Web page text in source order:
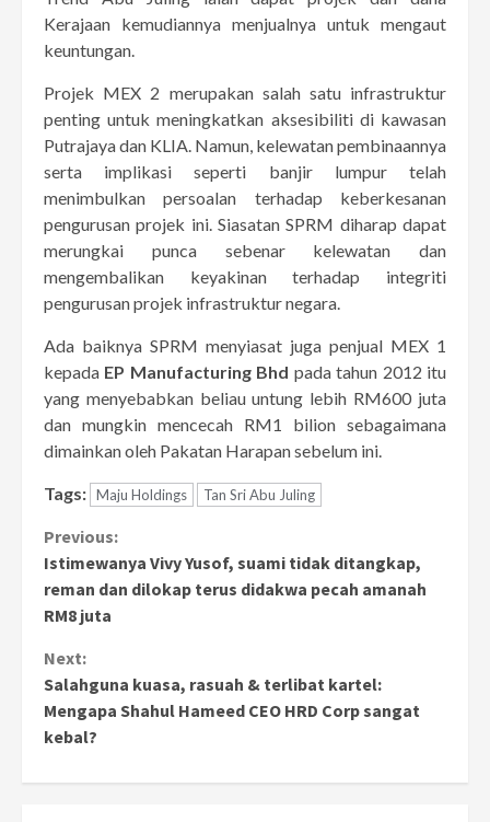
Kerajaan kemudiannya menjualnya untuk mengaut
keuntungan.
Projek MEX 2 merupakan salah satu infrastruktur
penting untuk meningkatkan aksesibiliti di kawasan
Putrajaya dan KLIA. Namun, kelewatan pembinaannya
serta implikasi seperti banjir lumpur telah
menimbulkan persoalan terhadap keberkesanan
pengurusan projek ini. Siasatan SPRM diharap dapat
merungkai punca sebenar kelewatan dan
mengembalikan keyakinan terhadap integriti
pengurusan projek infrastruktur negara.
Ada baiknya SPRM menyiasat juga penjual MEX 1
kepada EP Manufacturing Bhd pada tahun 2012 itu
yang menyebabkan beliau untung lebih RM600 juta
dan mungkin mencecah RM1 bilion sebagaimana
dimainkan oleh Pakatan Harapan sebelum ini.
Tags: Maju Holdings Tan Sri Abu Juling
Continue
Reading
Previous:
Istimewanya Vivy Yusof, suami tidak ditangkap,
reman dan dilokap terus didakwa pecah amanah
RM8 juta
Next:
Salahguna kuasa, rasuah & terlibat kartel:
Mengapa Shahul Hameed CEO HRD Corp sangat
kebal?